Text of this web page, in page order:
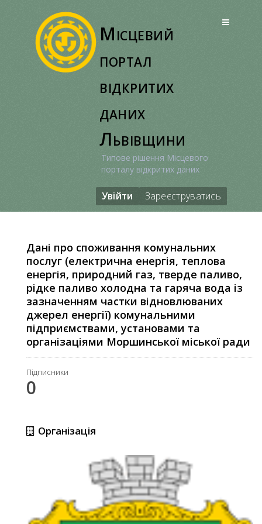
Місцевий
портал
відкритих
даних
Львівщини
Типове рішення Місцевого
порталу відкритих даних
Увійти Зареєструватись
Дані про споживання комунальних
послуг (електрична енергія, теплова
енергія, природний газ, тверде паливо,
рідке паливо холодна та гаряча вода із
зазначенням частки відновлюваних
джерел енергії) комунальними
підприємствами, установами та
організаціями Моршинської міської ради
Підписники
0
Організація